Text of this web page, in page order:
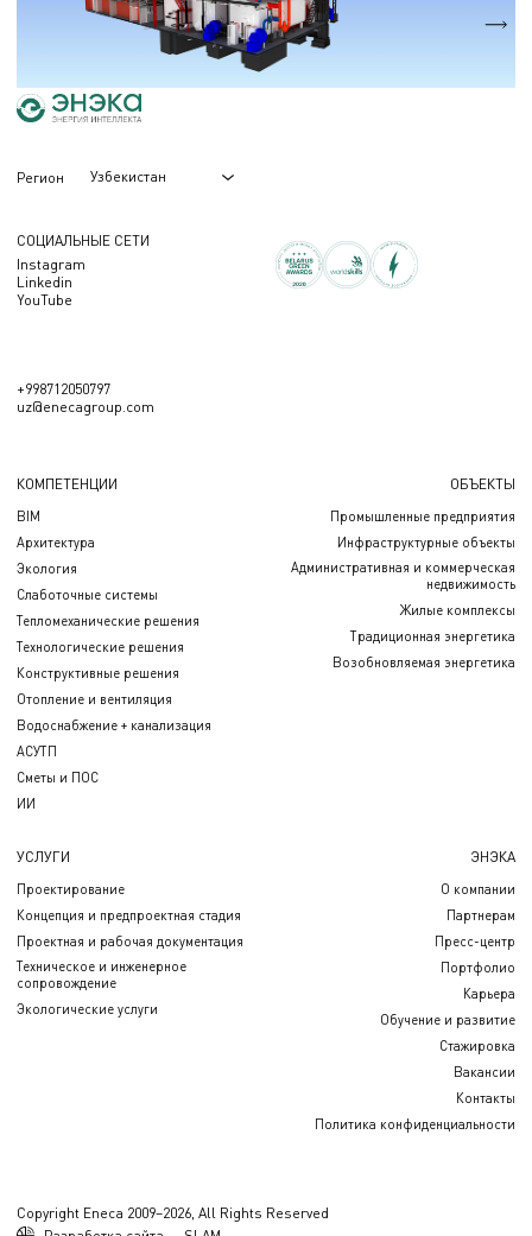
Регион Узбекистан
СОЦИАЛЬНЫЕ СЕТИ
Instagram
Linkedin
YouTube
+998712050797
uz@enecagroup.com
КОМПЕТЕНЦИИ
BIM
Архитектура
Экология
Слаботочные системы
Тепломеханические решения
Технологические решения
Конструктивные решения
Отопление и вентиляция
Водоснабжение + канализация
АСУТП
Сметы и ПОС
ИИ
ОБЪЕКТЫ
Промышленные предприятия
Инфраструктурные объекты
Административная и коммерческая
недвижимость
Жилые комплексы
Традиционная энергетика
Возобновляемая энергетика
УСЛУГИ
Проектирование
Концепция и предпроектная стадия
Проектная и рабочая документация
Техническое и инженерное
сопровождение
Экологические услуги
ЭНЭКА
О компании
Партнерам
Пресс-центр
Портфолио
Карьера
Обучение и развитие
Стажировка
Вакансии
Контакты
Политика конфиденциальности
Copyright Eneca 2009–2026, All Rights Reserved